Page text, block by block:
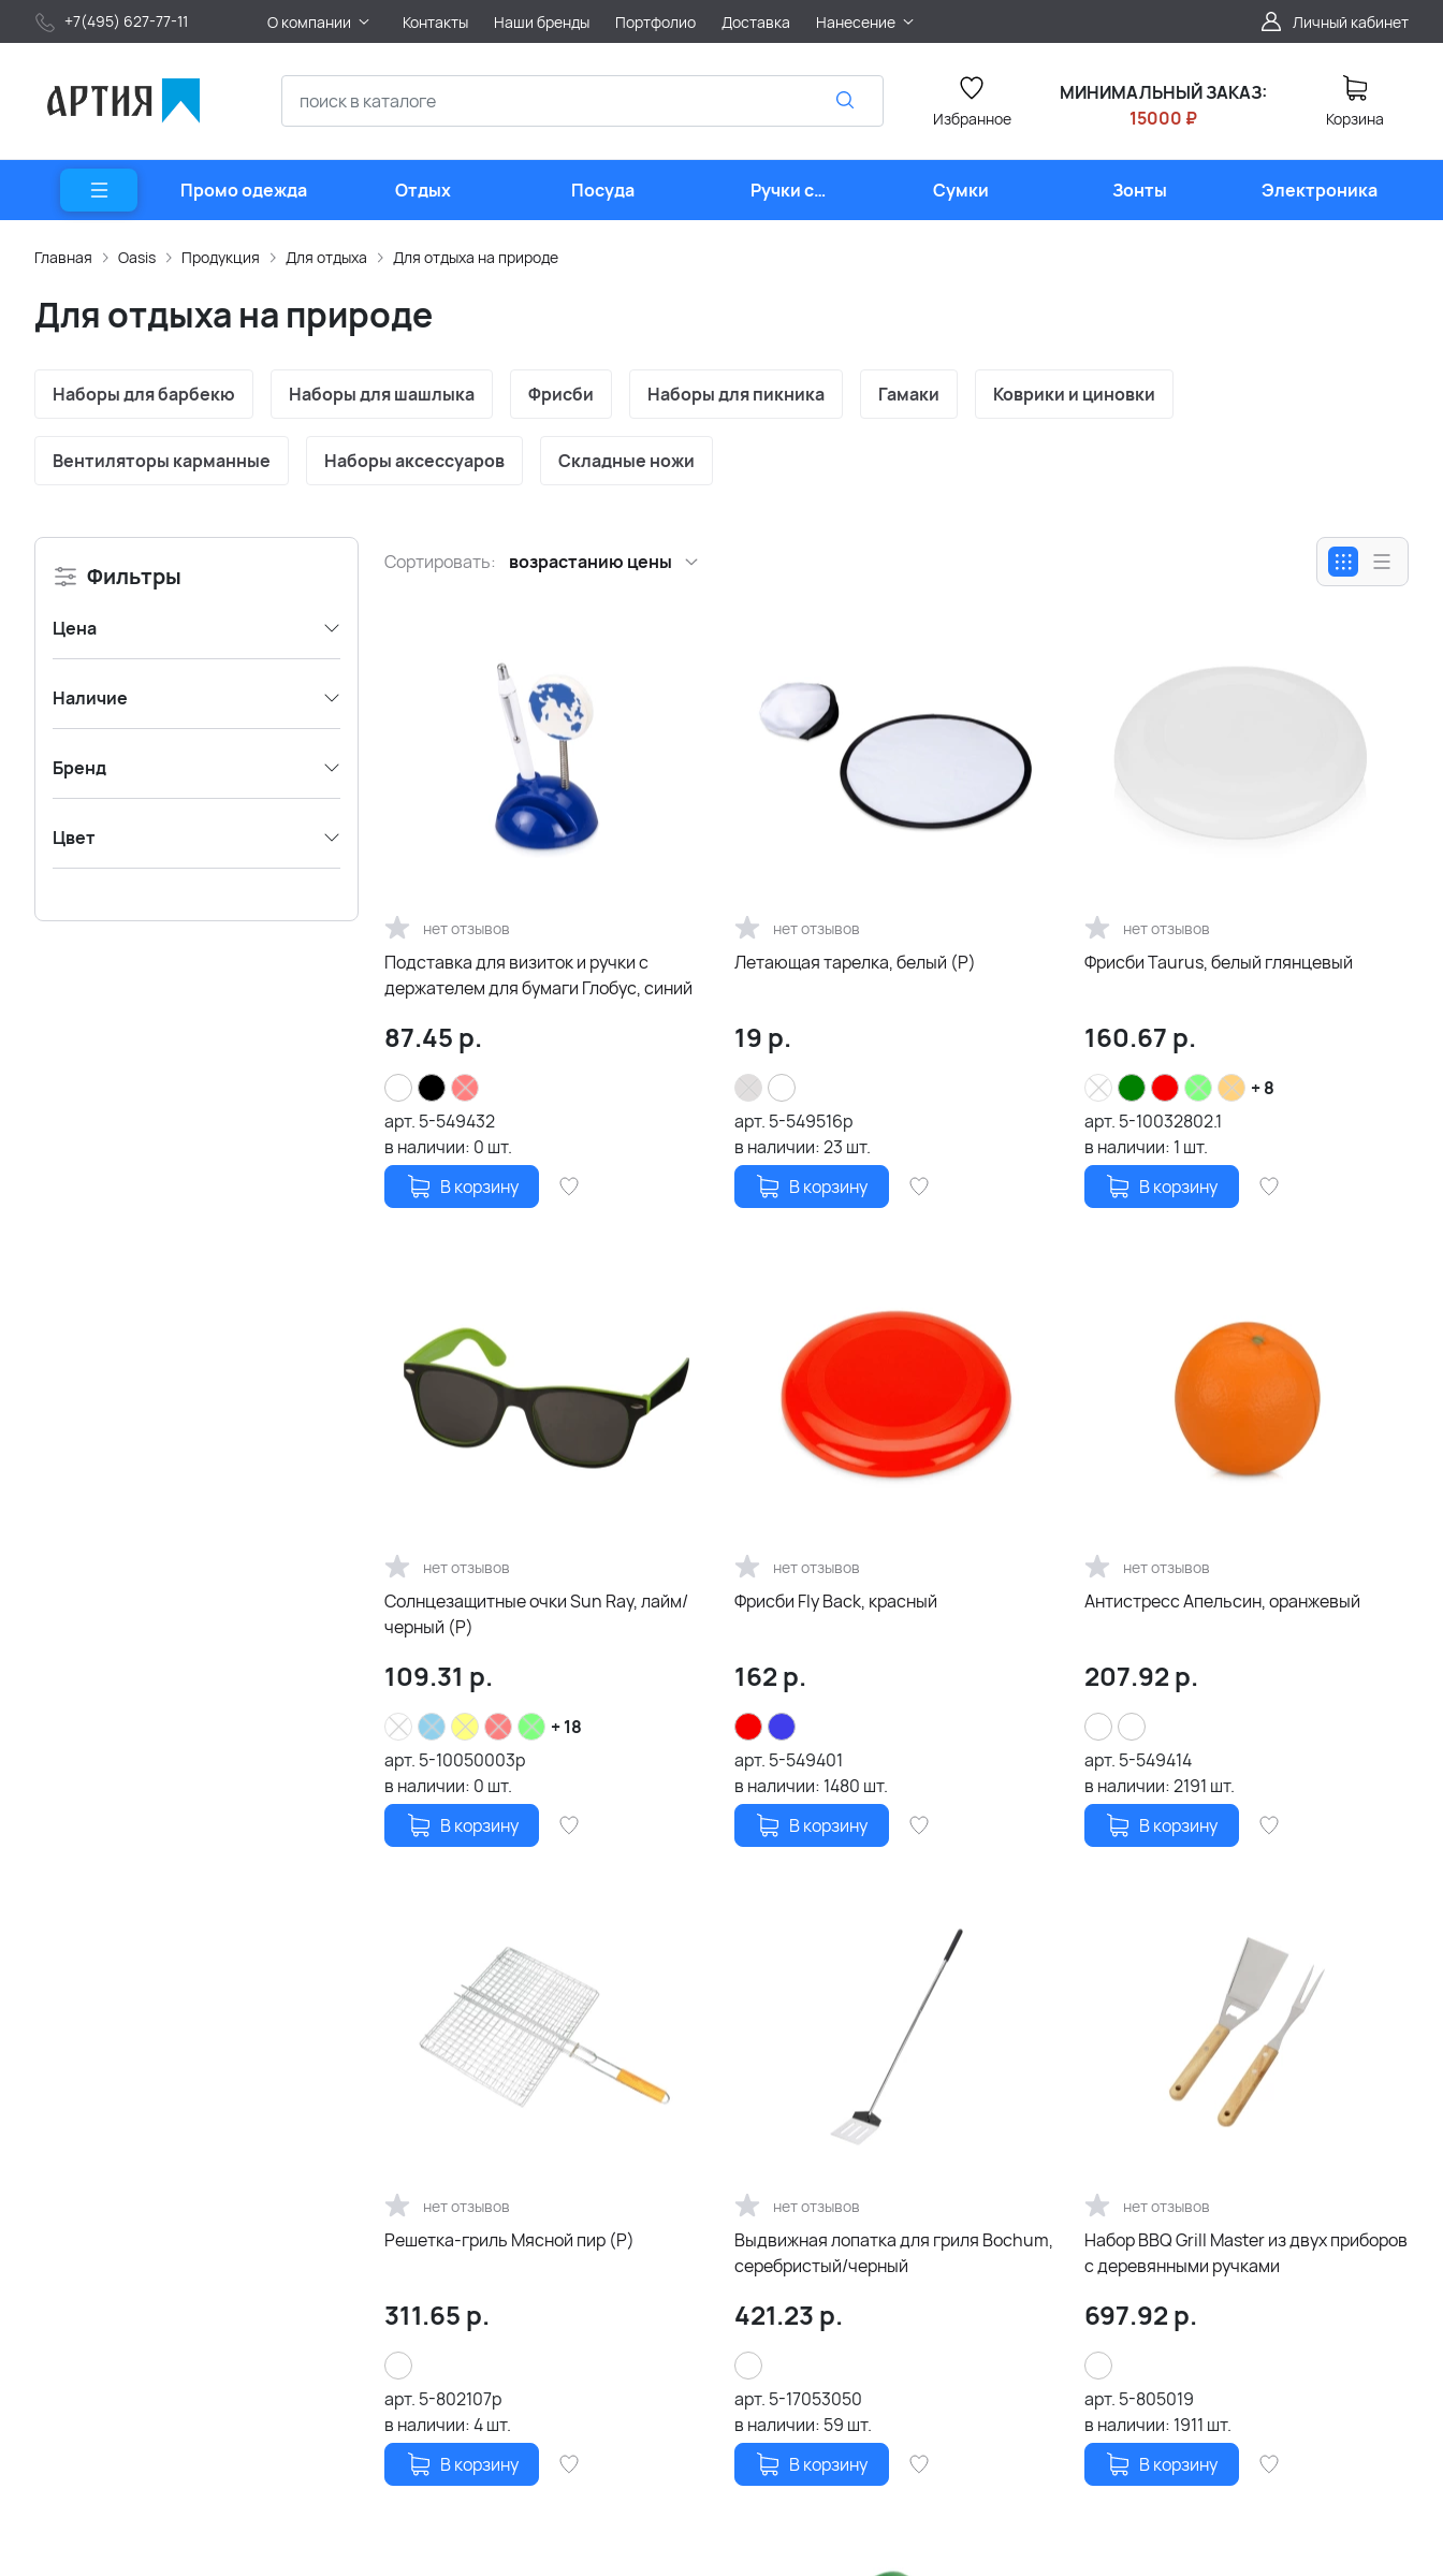
+7(495) 627-77-11 О компании Контакты Наши бренды Портфолио Доставка Нанесение Личный кабинет
Избранное
МИНИМАЛЬНЫЙ ЗАКАЗ:
15000 ₽
Корзина
Промо одежда Отдых Посуда
Ручки с
логотипом
Сумки Зонты Электроника
Главная Oasis Продукция Для отдыха Для отдыха на природе
Для отдыха на природе
Наборы для барбекю Наборы для шашлыка Фрисби Наборы для пикника Гамаки Коврики и циновки
Вентиляторы карманные Наборы аксессуаров Складные ножи
Фильтры
Цена
Наличие
Бренд
Цвет
Сортировать: возрастанию цены
нет отзывов
Подставка для визиток и ручки с
держателем для бумаги Глобус, синий
87.45 р.
арт. 5-549432
в наличии: 0 шт.
В корзину
нет отзывов
Летающая тарелка, белый (Р)
19 р.
арт. 5-549516p
в наличии:23 шт.
В корзину
нет отзывов
Фрисби Taurus, белый глянцевый
160.67 р.
+ 8
арт. 5-10032802.1
в наличии: 1 шт.
В корзину
нет отзывов
Солнцезащитные очки Sun Ray, лайм/
черный (Р)
109.31 р.
+ 18
арт. 5-10050003p
в наличии: 0 шт.
В корзину
нет отзывов
Фрисби Fly Back, красный
162 р.
арт. 5-549401
в наличии: 1480 шт.
В корзину
нет отзывов
Антистресс Апельсин, оранжевый
207.92 р.
арт. 5-549414
в наличии:2191 шт.
В корзину
нет отзывов
Решетка-гриль Мясной пир (Р)
311.65 р.
арт. 5-802107p
в наличии:4шт.
В корзину
нет отзывов
Выдвижная лопатка для гриля Bochum,
серебристый/черный
421.23 р.
арт. 5-17053050
в наличии: 59 шт.
В корзину
нет отзывов
Набор BBQ Grill Master из двух приборов
с деревянными ручками
697.92 р.
арт. 5-805019
в наличии: 1911 шт.
В корзину